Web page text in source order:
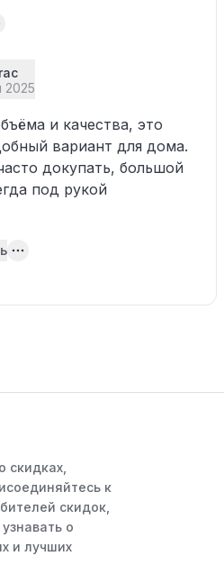
2025
и качества, это
вариант для дома.
докупать, большой
под рукой
скидках,
к
скидок,
о
и лучших